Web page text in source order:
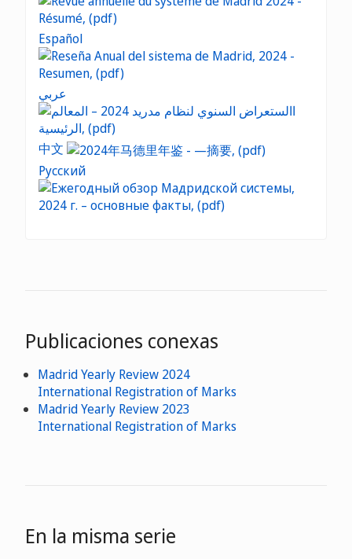
Español
عربي
中文
Русский
Publicaciones conexas
Madrid Yearly Review 2024
International Registration of Marks
Madrid Yearly Review 2023
International Registration of Marks
En la misma serie